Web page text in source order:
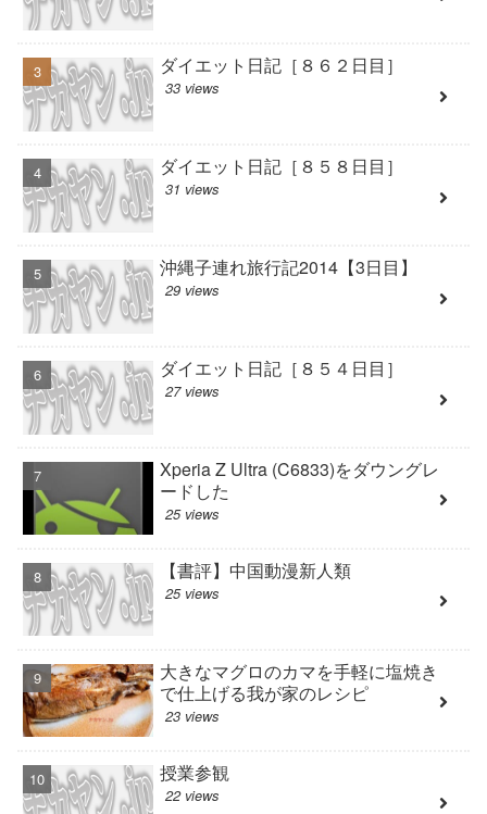
ダイエット日記［８６２日目］
33 views
ダイエット日記［８５８日目］
31 views
沖縄子連れ旅行記2014【3日目】
29 views
ダイエット日記［８５４日目］
27 views
Xperia Z Ultra (C6833)をダウングレ
ードした
25 views
【書評】中国動漫新人類
25 views
大きなマグロのカマを手軽に塩焼き
で仕上げる我が家のレシピ
23 views
授業参観
22 views